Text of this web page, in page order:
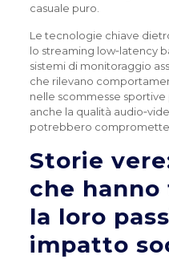
casuale puro.
Le tecnologie chiave
lo streaming low‑latency
sistemi di monitoraggio
che rilevano
nelle scommesse sportive
anche la qualità
potrebbero
Storie
che
la loro
impatto